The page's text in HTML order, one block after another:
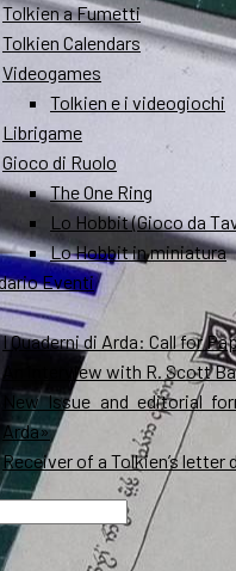
Tolkien a Fumetti
Tolkien Calendars
Videogames
Tolkien e i videogiochi
Librigame
Gioco di Ruolo
The One Ring
Lo Hobbit (Gioco da
Lo Hobbit in miniatura
Eventi
I Quaderni di Arda: Call for
An interview with R. Scott
New Issue and editorial
Arda»
Receiver of a Tolkien’s letter